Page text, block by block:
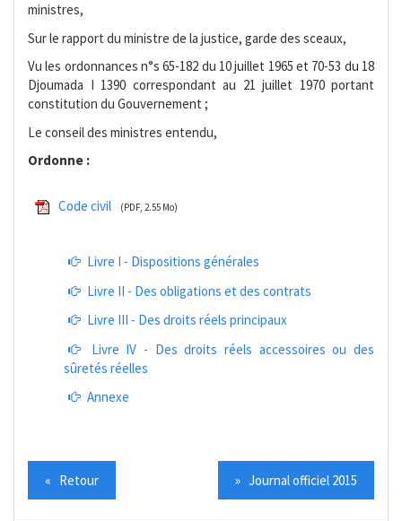
ministres,
Sur le rapport du ministre de la justice, garde des sceaux,
Vu les ordonnances n°s 65-182 du 10 juillet 1965 et 70-53 du 18
Djoumada I 1390 correspondant au 21 juillet 1970 portant
constitution du Gouvernement ;
Le conseil des ministres entendu,
Ordonne :
Code civil (PDF, 2.55 Mo)
Livre I - Dispositions générales
Livre II - Des obligations et des contrats
Livre III - Des droits réels principaux
Livre IV - Des droits réels accessoires ou des
sûretés réelles
Annexe
« Retour » Journal officiel 2015